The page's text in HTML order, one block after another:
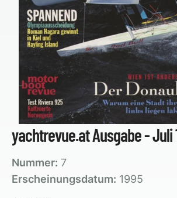
yachtrevue.at Ausgabe - Juli
Nummer: 7
Erscheinungsdatum: 1995